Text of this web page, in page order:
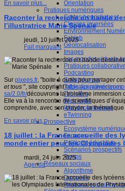
Orientation
Pratiques numériques
Cartes heuristiques
Classes inversées
Environnement
Fablab
Géolocalisation
Images
Les mondes virtuels
Pratiques
Podcasting
Smartphones
Tableaux numériques
Tablettes
Web radio
Webdocumentaire
eTwinning
Prospective
Ecosystème
Espaces
Politique éducative
Scénarios prospectifs
Temps
Réseaux sociaux
Algorithme
Données
Réseaux sociaux et
En savoir plus...
Raconter la recherche en bande
l’illustratrice Marie Spénale
jeudi, 10 juillet 2025
Fait marquant
Sur pixees.fr, "boite à outils pour partager
et tous ", site copyrighthttps://
sa/2.0/fr/découvrons la troisième immersion
Elle va à la rencontre de scientifiques
comprendre, avec son crayon, la
En savoir plus...
18 juillet : la France accueille des
monde entier pour les
mardi, 24 juin 2025
Agenda